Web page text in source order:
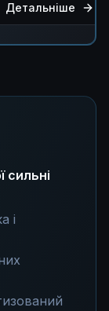
Детальніше
сильні
і